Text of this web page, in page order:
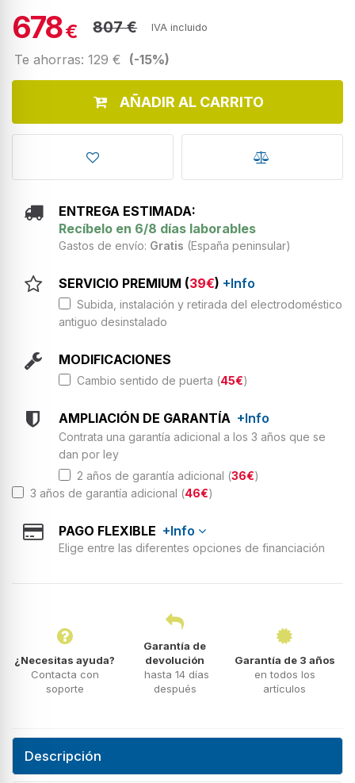
678€ 807 € IVA incluido
Te ahorras: 129 € (-15%)
AÑADIR AL CARRITO
ENTREGA ESTIMADA:
Recíbelo en 6/8 días laborables
Gastos de envío: Gratis (España peninsular)
SERVICIO PREMIUM (39€) +Info
Subida, instalación y retirada del electrodoméstico
antiguo desinstalado
MODIFICACIONES
Cambio sentido de puerta (45€)
AMPLIACIÓN DE GARANTÍA +Info
Contrata una garantía adicional a los 3 años que se
dan por ley
2 años de garantía adicional (36€)
3 años de garantía adicional (46€)
PAGO FLEXIBLE +Info
Elige entre las diferentes opciones de financiación
¿Necesitas ayuda?
Contacta con
soporte
Garantía de
devolución
hasta 14 días
después
Garantía de 3 años
en todos los
artículos
Descripción